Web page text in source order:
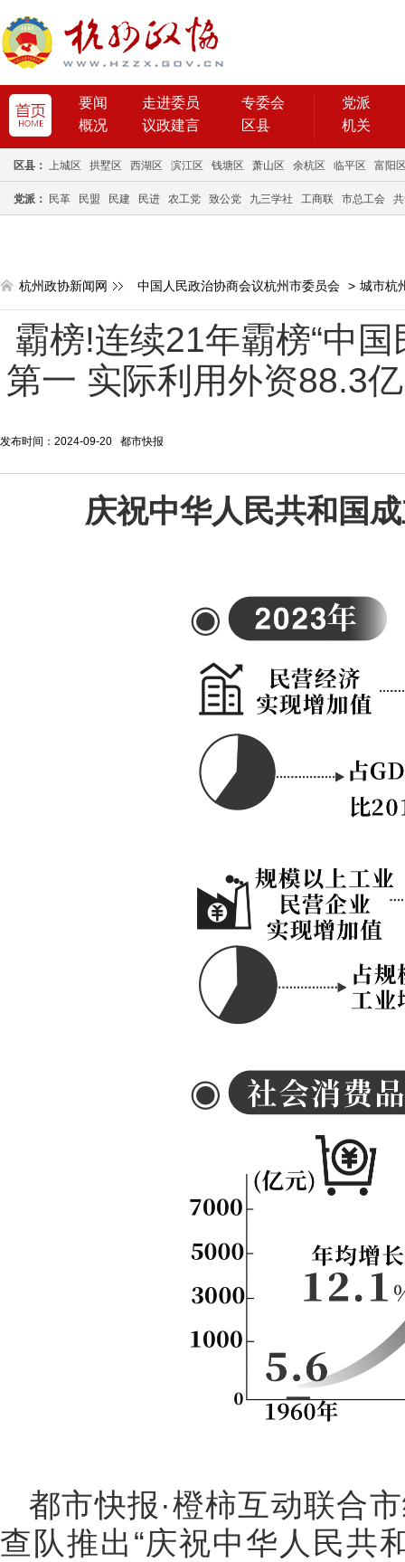
要闻 走进委员
专委会
概况
议政建言 区县
党派
机关
区县： 上城区 拱墅区 西湖区 滨江区 钱塘区 萧山区 余杭区 临平区 富阳
党派： 民革 民盟 民建 民进 农工党 致公党 九三学社 工商联 市总工会
杭州政协新闻网 中国人民政治协商会议杭州市委员会 > 城市杭
霸榜!连续21年霸榜“中
第一 实际利用外资88.3
发布时间：2024-09-20 都市快报
庆祝中华人民共和国
都市快报·橙柿互动联合
查队推出“庆祝中华人民共